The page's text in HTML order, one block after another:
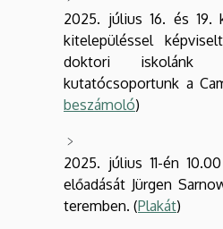
2025. július 16. és
kitelepüléssel
doktori iskolánk
kutatócsoportunk a
beszámoló)
2025. július 11-én
előadását Jürgen
teremben. (Plakát)